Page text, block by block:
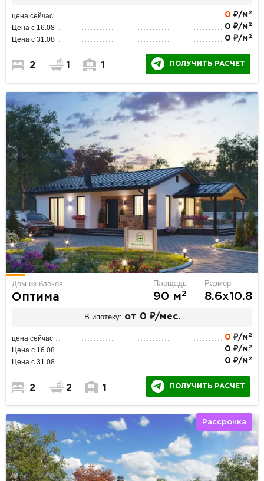
цена сейчас 0 ₽/м 2
Цена с 16.08 0 ₽/м 2
Цена с 31.08 0 ₽/м 2
2 1 1 ПОЛУЧИТЬ РАСЧЕТ
Дом из блоков
Оптима
Площадь
90 м2
Размер
8.6х10.8
В ипотеку: от 0 ₽/мес.
цена сейчас 0 ₽/м 2
Цена с 16.08 0 ₽/м 2
Цена с 31.08 0 ₽/м 2
2 2 1 ПОЛУЧИТЬ РАСЧЕТ
Рассрочка